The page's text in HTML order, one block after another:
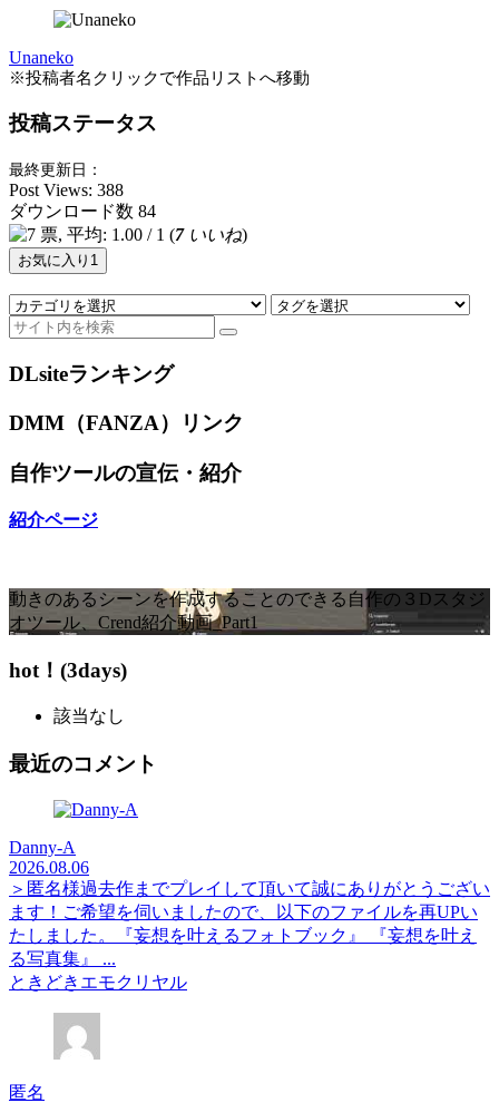
Unaneko
※投稿者名クリックで作品リストへ移動
投稿ステータス
最終更新日：
Post Views: 388
ダウンロード数 84
(7いいね)
お気に入り 1
DLsiteランキング
DMM（FANZA）リンク
自作ツールの宣伝・紹介
紹介ページ
動きのあるシーンを作成することのできる自作の３Dスタジ
オツール、Crend紹介動画_Part1
hot！(3days)
該当なし
最近のコメント
Danny-A
2026.08.06
＞匿名様過去作までプレイして頂いて誠にありがとうござい
ます！ご希望を伺いましたので、以下のファイルを再UPい
たしました。『妄想を叶えるフォトブック』 『妄想を叶え
る写真集』 ...
ときどきエモクリヤル
匿名